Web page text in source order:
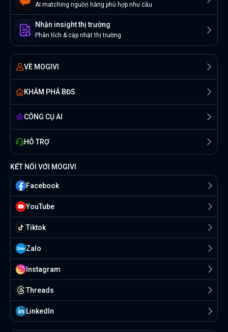
AI matching nguồn hàng phù hợp nhu cầu
Nhận insight thị trường
Phân tích & cập nhật thị trường
VỀ MOGIVI
KHÁM PHÁ BĐS
CÔNG CỤ AI
HỖ TRỢ
KẾT NỐI VỚI MOGIVI
Facebook
YouTube
Tiktok
Zalo
Instagram
Threads
Linkedln